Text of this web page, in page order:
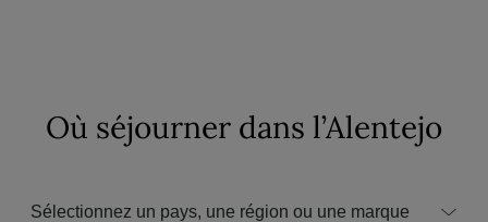
Où séjourner dans l’Alentejo
Sélectionnez un pays, une région ou une marque